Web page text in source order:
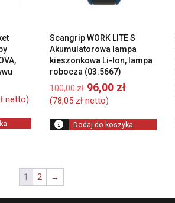
netto)
Scangrip WORK LITE S
Akumulatorowa lampa
kieszonkowa Li-Ion, lampa
robocza (03.5667)
100,00zł Pierwotna
cena
wynosiła:
100,00 zł.
96,00 złAktualna
96,00 zł.
(78,05 złnetto)
Dodaj do koszyka
1 2 →